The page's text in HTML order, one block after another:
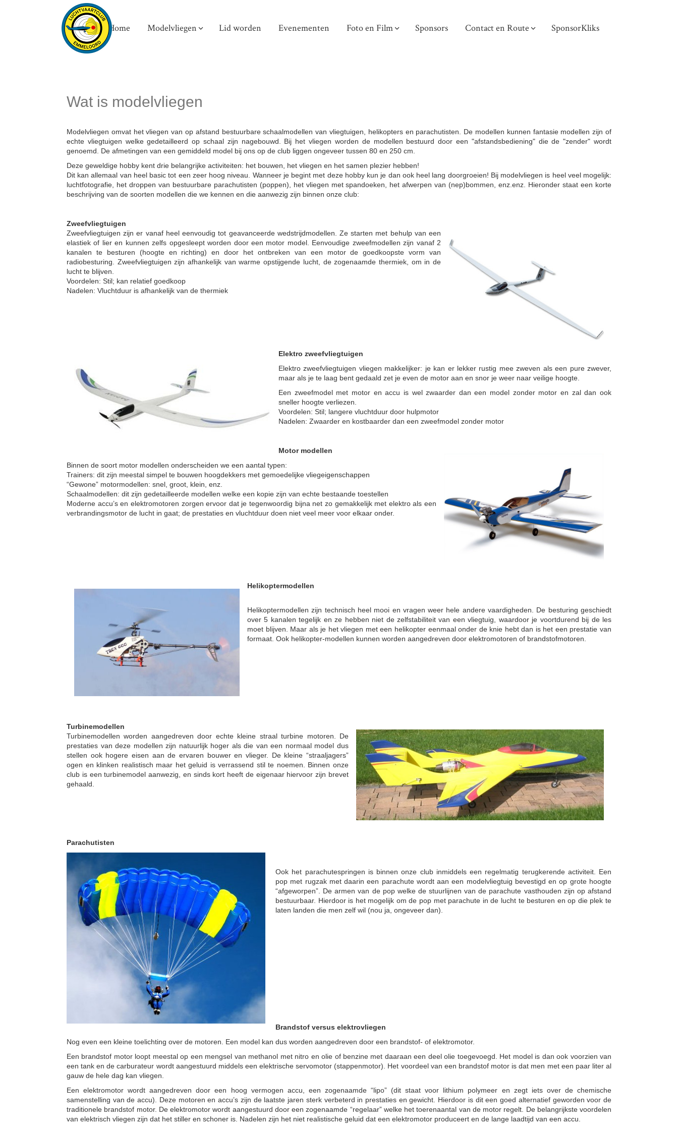
Home Modelvliegen Lid worden Evenementen Foto en Film Sponsors Contact en Route SponsorKliks
Wat is modelvliegen
Modelvliegen omvat het vliegen van op afstand bestuurbare schaalmodellen van vliegtuigen, helikopters en parachutisten. De modellen kunnen fantasie modellen zijn of
echte vliegtuigen welke gedetailleerd op schaal zijn nagebouwd. Bij het vliegen worden de modellen bestuurd door een "afstandsbediening" die de "zender" wordt
genoemd. De afmetingen van een gemiddeld model bij ons op de club liggen ongeveer tussen 80 en 250 cm.
Deze geweldige hobby kent drie belangrijke activiteiten: het bouwen, het vliegen en het samen plezier hebben!
Dit kan allemaal van heel basic tot een zeer hoog niveau. Wanneer je begint met deze hobby kun je dan ook heel lang doorgroeien! Bij modelvliegen is heel veel mogelijk:
luchtfotografie, het droppen van bestuurbare parachutisten (poppen), het vliegen met spandoeken, het afwerpen van (nep)bommen, enz.enz. Hieronder staat een korte
beschrijving van de soorten modellen die we kennen en die aanwezig zijn binnen onze club:
Zweefvliegtuigen
Zweefvliegtuigen zijn er vanaf heel eenvoudig tot geavanceerde wedstrijdmodellen. Ze starten met behulp van een
elastiek of lier en kunnen zelfs opgesleept worden door een motor model. Eenvoudige zweefmodellen zijn vanaf 2
kanalen te besturen (hoogte en richting) en door het ontbreken van een motor de goedkoopste vorm van
radiobesturing. Zweefvliegtuigen zijn afhankelijk van warme opstijgende lucht, de zogenaamde thermiek, om in de
lucht te blijven.
Voordelen: Stil; kan relatief goedkoop
Nadelen: Vluchtduur is afhankelijk van de thermiek
Elektro zweefvliegtuigen
Elektro zweefvliegtuigen vliegen makkelijker: je kan er lekker rustig mee zweven als een pure zwever,
maar als je te laag bent gedaald zet je even de motor aan en snor je weer naar veilige hoogte.
Een zweefmodel met motor en accu is wel zwaarder dan een model zonder motor en zal dan ook
sneller hoogte verliezen.
Voordelen: Stil; langere vluchtduur door hulpmotor
Nadelen: Zwaarder en kostbaarder dan een zweefmodel zonder motor
Motor modellen
Binnen de soort motor modellen onderscheiden we een aantal typen:
Trainers: dit zijn meestal simpel te bouwen hoogdekkers met gemoedelijke vliegeigenschappen
“Gewone” motormodellen: snel, groot, klein, enz.
Schaalmodellen: dit zijn gedetailleerde modellen welke een kopie zijn van echte bestaande toestellen
Moderne accu’s en elektromotoren zorgen ervoor dat je tegenwoordig bijna net zo gemakkelijk met elektro als een
verbrandingsmotor de lucht in gaat; de prestaties en vluchtduur doen niet veel meer voor elkaar onder.
Helikoptermodellen
Helikoptermodellen zijn technisch heel mooi en vragen weer hele andere vaardigheden. De besturing geschiedt
over 5 kanalen tegelijk en ze hebben niet de zelfstabiliteit van een vliegtuig, waardoor je voortdurend bij de les
moet blijven. Maar als je het vliegen met een helikopter eenmaal onder de knie hebt dan is het een prestatie van
formaat. Ook helikopter-modellen kunnen worden aangedreven door elektromotoren of brandstofmotoren.
Turbinemodellen
Turbinemodellen worden aangedreven door echte kleine straal turbine motoren. De
prestaties van deze modellen zijn natuurlijk hoger als die van een normaal model dus
stellen ook hogere eisen aan de ervaren bouwer en vlieger. De kleine “straaljagers”
ogen en klinken realistisch maar het geluid is verrassend stil te noemen. Binnen onze
club is een turbinemodel aanwezig, en sinds kort heeft de eigenaar hiervoor zijn brevet
gehaald.
Parachutisten
Ook het parachutespringen is binnen onze club inmiddels een regelmatig terugkerende activiteit. Een
pop met rugzak met daarin een parachute wordt aan een modelvliegtuig bevestigd en op grote hoogte
“afgeworpen”. De armen van de pop welke de stuurlijnen van de parachute vasthouden zijn op afstand
bestuurbaar. Hierdoor is het mogelijk om de pop met parachute in de lucht te besturen en op die plek te
laten landen die men zelf wil (nou ja, ongeveer dan).
Brandstof versus elektrovliegen
Nog even een kleine toelichting over de motoren. Een model kan dus worden aangedreven door een brandstof- of elektromotor.
Een brandstof motor loopt meestal op een mengsel van methanol met nitro en olie of benzine met daaraan een deel olie toegevoegd. Het model is dan ook voorzien van
een tank en de carburateur wordt aangestuurd middels een elektrische servomotor (stappenmotor). Het voordeel van een brandstof motor is dat men met een paar liter al
gauw de hele dag kan vliegen.
Een elektromotor wordt aangedreven door een hoog vermogen accu, een zogenaamde “lipo” (dit staat voor lithium polymeer en zegt iets over de chemische
samenstelling van de accu). Deze motoren en accu’s zijn de laatste jaren sterk verbeterd in prestaties en gewicht. Hierdoor is dit een goed alternatief geworden voor de
traditionele brandstof motor. De elektromotor wordt aangestuurd door een zogenaamde “regelaar” welke het toerenaantal van de motor regelt. De belangrijkste voordelen
van elektrisch vliegen zijn dat het stiller en schoner is. Nadelen zijn het niet realistische geluid dat een elektromotor produceert en de lange laadtijd van een accu.